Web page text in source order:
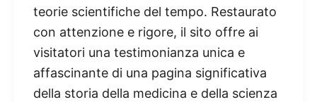
teorie scientifiche del tempo. Restaurato
con attenzione e rigore, il sito offre ai
visitatori una testimonianza unica e
affascinante di una pagina significativa
della storia della medicina e della scienza